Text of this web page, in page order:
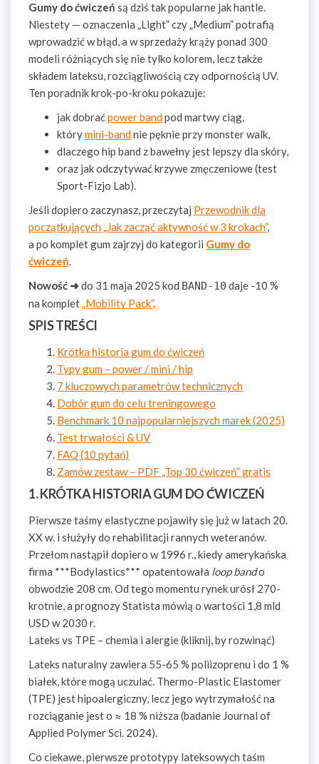
Gumy do ćwiczeń są dziś tak popularne jak hantle.
Niestety — oznaczenia „Light” czy „Medium” potrafią
wprowadzić w błąd, a w sprzedaży krąży ponad 300
modeli różniących się nie tylko kolorem, lecz także
składem lateksu, rozciągliwością czy odpornością UV.
Ten poradnik krok-po-kroku pokazuje:
jak dobraćpower bandpod martwy ciąg,
którymini-bandnie pęknie przy monster walk,
dlaczego hip band z bawełny jest lepszy dla skóry,
oraz jak odczytywać krzywe zmęczeniowe (test
Sport-Fizjo Lab).
Jeśli dopiero zaczynasz, przeczytaj Przewodnik dla
początkujących „Jak zacząć aktywność w 3 krokach”,
a po komplet gum zajrzyj do kategorii Gumy do
ćwiczeń.
Nowość ➜ do 31 maja 2025 kod BAND-10 daje -10 %
na komplet„Mobility Pack”.
SPIS TREŚCI
Krótka historia gum do ćwiczeń
Typy gum – power / mini / hip
7 kluczowych parametrów technicznych
Dobór gum do celu treningowego
Benchmark 10 najpopularniejszych marek (2025)
Test trwałości & UV
FAQ (10 pytań)
Zamów zestaw – PDF „Top 30 ćwiczeń” gratis
1. KRÓTKA HISTORIA GUM DO ĆWICZEŃ
Pierwsze taśmy elastyczne pojawiły się już w latach 20.
XX w. i służyły do rehabilitacji rannych weteranów.
Przełom nastąpił dopiero w 1996 r., kiedy amerykańska
firma ***Bodylastics*** opatentowała loop bando
obwodzie 208 cm. Od tego momentu rynek urósł 270-
krotnie, a prognozy Statista mówią o wartości 1,8 mld
USD w 2030 r.
Lateks vs TPE – chemia i alergie (kliknij, by rozwinąć)
Lateks naturalny zawiera 55-65 % poliizoprenu i do 1 %
białek, które mogą uczulać. Thermo-Plastic Elastomer
(TPE) jest hipoalergiczny, lecz jego wytrzymałość na
rozciąganie jest o ≈ 18 % niższa (badanie Journal of
Applied Polymer Sci. 2024).
Co ciekawe, pierwsze prototypy lateksowych taśm